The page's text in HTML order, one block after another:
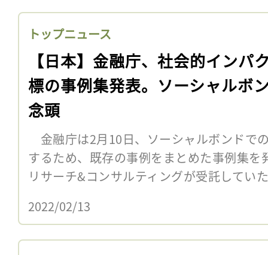
トップニュース
【日本】金融庁、社会的インパ
標の事例集発表。ソーシャルボ
念頭
金融庁は2月10日、ソーシャルボンドで
するため、既存の事例をまとめた事例集を
リサーチ&コンサルティングが受託して
2022/02/13